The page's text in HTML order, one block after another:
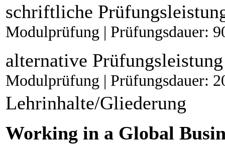
schriftliche
Modulprüfung | Prüfungsdauer:
alternative
Modulprüfung | Prüfungsdauer:
Lehrinhalte/Gliederung
Working in a Global